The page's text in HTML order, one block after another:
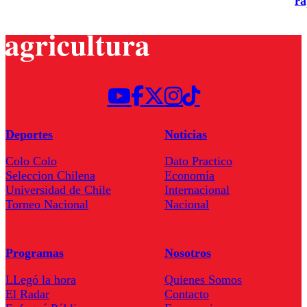
Deportes
Colo Colo
Seleccion Chilena
Universidad de Chile
Torneo Nacional
Noticias
Dato Practico
Economía
Internacional
Nacional
Programas
LLegó la hora
El Radar
Nosotros
Quienes Somos
Contacto